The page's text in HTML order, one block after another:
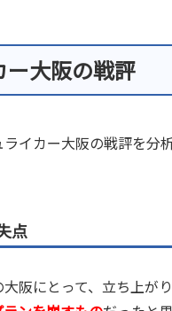
ー大阪の戦評
イカー大阪の戦評を分
点
阪にとって、立ち上が